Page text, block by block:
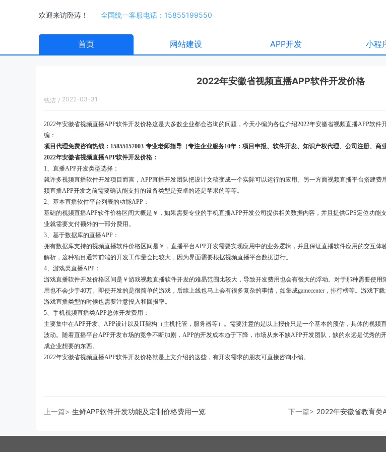
欢迎来访卧涛！ 全国统一客服电话：15855199550
首页 网站建设 APP开发 小程
2022年安徽省视频直播APP软件开发价格
钱洁 / 2022-03-31
2022年安徽省视频直播APP软件开发价格这是大多数企业都会咨询的问题，今天小编为各位介绍2022年安徽省视频直播APP软
编：
项目代理免费咨询热线：15855157003 专业老师指导（专注企业服务10年：项目申报、软件开发、知识产权代理、公司注册、商
2022年安徽省视频直播APP软件开发价格：
1、直播APP开发类型选择：
就许多视频直播软件开发项目而言，APP直播开发团队把设计文稿变成一个实际可以运行的应用。另一方面视频直播平台搭建
频直播APP开发之前需要确认能支持的设备类型是安卓的还是苹果的等等。
2、基本直播软件平台列表的功能APP：
基础的视频直播APP软件价格区间大概是￥，如果需要专业的手机直播APP开发公司提供相关数据内容，并且提供GPS定位功能
业就需要支付额外的一部分费用。
3、基于数据库的直播APP：
拥有数据库支持的视频直播软件价格区间是￥，直播平台APP开发需要实现应用中的业务逻辑，并且保证直播软件应用的交互体
解析，这种项目通常前端的开发工作量会比较大，因为界面需要根据视频直播平台数据进行。
4、游戏类直播APP：
游戏直播软件开发价格区间是￥游戏视频直播软件开发的难易范围比较大，导致开发费用也会有很大的浮动。对于那种需要使
用也不会少于40万。即使开发的是很简单的游戏，后续上线也马上会有很多复杂的事情，如集成gamecenter，排行榜等。游戏下
游戏直播类型的时候也需要注意投入和回报率。
5、手机视频直播类APP总体开发费用：
主要集中在APP开发、APP设计以及IT架构（主机托管，服务器等）。需要注意的是以上报价只是一个基本的预估，具体的视频
波动。随着直播平台APP开发市场的竞争不断加剧，APP的开发成本趋于下降，市场从来不缺APP开发团队，缺的永远是优秀的
成企业想要的东西。
2022年安徽省视频直播APP软件开发价格就是上文介绍的这些，有开发需求的朋友可直接咨询小编。
上一篇> 生鲜APP软件开发功能及定制价格费用一览 下一篇> 2022年安徽省教育类